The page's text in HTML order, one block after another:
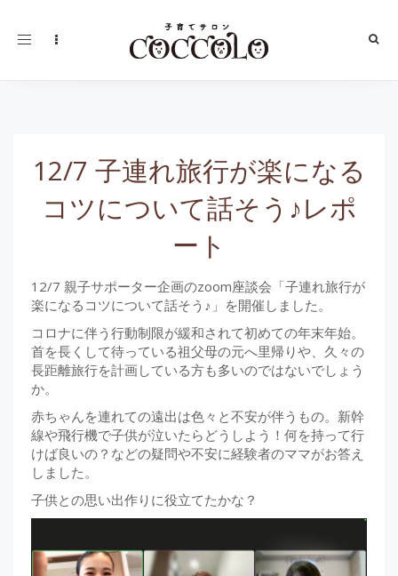
Toggle
12/7 子連れ旅行が楽になる
コツについて話そう♪レポ
ート
12/7 親子サポーター企画のzoom座談会「子連れ旅行が
楽になるコツについて話そう♪」を開催しました。
コロナに伴う行動制限が緩和されて初めての年末年始。
首を長くして待っている祖父母の元へ里帰りや、久々の
長距離旅行を計画している方も多いのではないでしょう
か。
赤ちゃんを連れての遠出は色々と不安が伴うもの。新幹
線や飛行機で子供が泣いたらどうしよう！何を持って行
けば良いの？などの疑問や不安に経験者のママがお答え
しました。
子供との思い出作りに役立てたかな？